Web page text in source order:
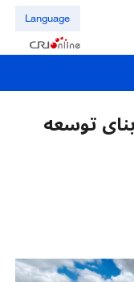
Language
توسعه